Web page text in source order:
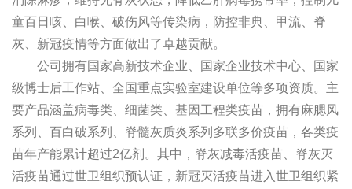
童百日咳、白喉、破伤风等传染病，防控非典、甲流、脊
灰、新冠疫情等方面做出了卓越贡献。
公司拥有国家高新技术企业、国家企业技术中心、国家
级博士后工作站、全国重点实验室建设单位等多项资质。主
要产品涵盖病毒类、细菌类、基因工程类疫苗，拥有麻腮风
系列、百白破系列、脊髓灰质炎系列多联多价疫苗，各类疫
苗年产能累计超过2亿剂。其中，脊灰减毒活疫苗、脊灰灭
活疫苗通过世卫组织预认证，新冠灭活疫苗进入世卫组织紧